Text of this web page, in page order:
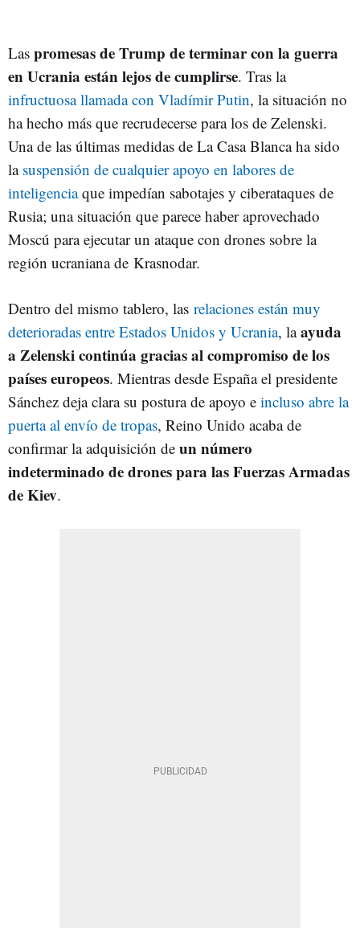
Las promesas de Trump de terminar con la guerra
en Ucrania están lejos de cumplirse. Tras la
infructuosa llamada con Vladímir Putin, la situación no
ha hecho más que recrudecerse para los de Zelenski.
Una de las últimas medidas de La Casa Blanca ha sido
la suspensión de cualquier apoyo en labores de
inteligenciaque impedían sabotajes y ciberataques de
Rusia; una situación que parece haber aprovechado
Moscú para ejecutar un ataque con drones sobre la
región ucraniana de Krasnodar.
Dentro del mismo tablero, las relaciones están muy
deterioradas entre Estados Unidos y Ucrania, laayuda
a Zelenski continúa gracias al compromiso de los
países europeos. Mientras desde España el presidente
Sánchez deja clara su postura de apoyo e incluso abre la
puerta al envío de tropas, Reino Unido acaba de
confirmar la adquisición de un número
indeterminado de drones para las Fuerzas Armadas
de Kiev.